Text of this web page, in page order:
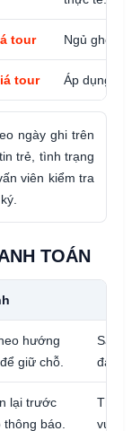
tour Ngủ ghép
tour Áp dụng
ngày ghi trên
trẻ, tình trạng
viên kiểm tra
TOÁN
hướng
giữ chỗ.
đảo
lại trước
báo.
Thời
vụ